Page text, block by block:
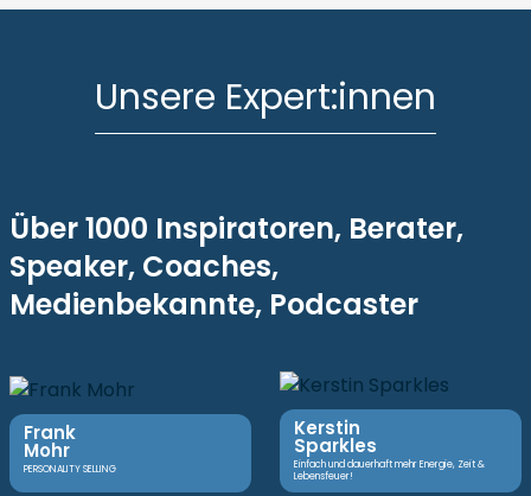
Unsere Expert:innen
Über 1000 Inspiratoren, Berater,
Speaker, Coaches,
Medienbekannte, Podcaster
Frank
Mohr
PERSONALITY SELLING
Kerstin
Sparkles
Einfach und dauerhaft mehr Energie, Zeit &
Lebensfeuer!